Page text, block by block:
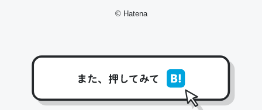
たいなのでネット環境作ったけどAlexaしか使わないので
回線代ほとんどかからないですよ。参考：
https://toyoshi.hatenablog.com/entry/2019/05/15/1805
© Hatena